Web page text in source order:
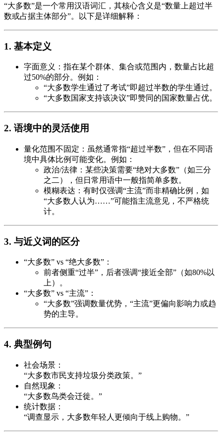
“大多数”是一个常用汉语词汇，其核心含义是“数量上超过半
数或占据主体部分”。以下是详细解释：
1. 基本定义
字面意义：指在某个群体、集合或范围内，数量占比超
过50%的部分。例如：
“大多数学生通过了考试”即超过半数的学生通过。
“大多数国家支持该决议”即赞同的国家数量占优。
2. 语境中的灵活使用
量化范围不固定：虽然通常指“超过半数”，但在不同语
境中具体比例可能变化。例如：
政治/法律：某些决策需要“绝对大多数”（如三分
之二），但日常用语中一般指简单多数。
模糊表达：有时仅强调“主流”而非精确比例，如
“大多数人认为……”可能指主流意见，不严格统
计。
3. 与近义词的区分
“大多数” vs “绝大多数”：
前者侧重“过半”，后者强调“接近全部”（如80%以
上）。
“大多数” vs “主流”：
“大多数”强调数量优势，“主流”更偏向影响力或趋
势的主导。
4. 典型例句
社会场景：
“大多数市民支持垃圾分类政策。”
自然现象：
“大多数鸟类会迁徙。”
统计数据：
“调查显示，大多数年轻人更倾向于线上购物。”